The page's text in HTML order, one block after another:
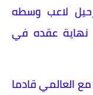
لاعب وسطه
نهاية عقده في
العالمي قادما